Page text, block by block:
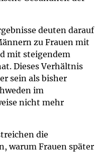
deuten darauf
zu Frauen mit
mit steigendem
Dieses Verhältnis
sein als bisher
im
nicht mehr
die
warum Frauen später